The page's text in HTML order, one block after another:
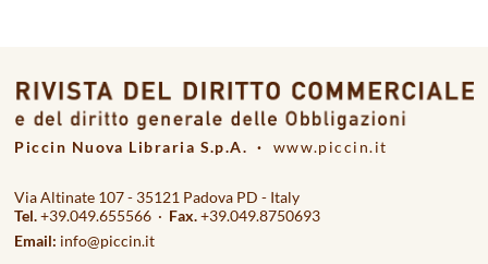
Piccin Nuova Libraria S.p.A. · www.piccin.it
Via Altinate 107 - 35121 Padova PD - Italy
Tel.+39.049.655566 · Fax.+39.049.8750693
Email: info@piccin.it